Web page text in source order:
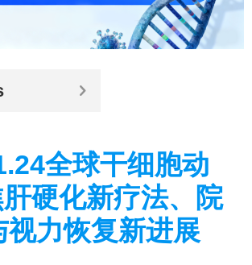
全球干细胞动
硬化新疗法、院
视力恢复新进展